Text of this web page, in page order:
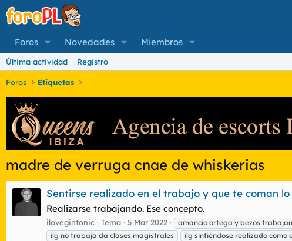
Foros Novedades Miembros
Última actividad Registro
Foros Etiquetas
madre de verruga cnae de whiskerias
Sentirse realizado en el trabajo y que te coman
Realizarse trabajando. Ese concepto.
ilovegintonic Tema 5 Mar 2022 amancio ortega y bezos
ilg no trabaja da clases magistrales
ilg sintiéndose realizado como